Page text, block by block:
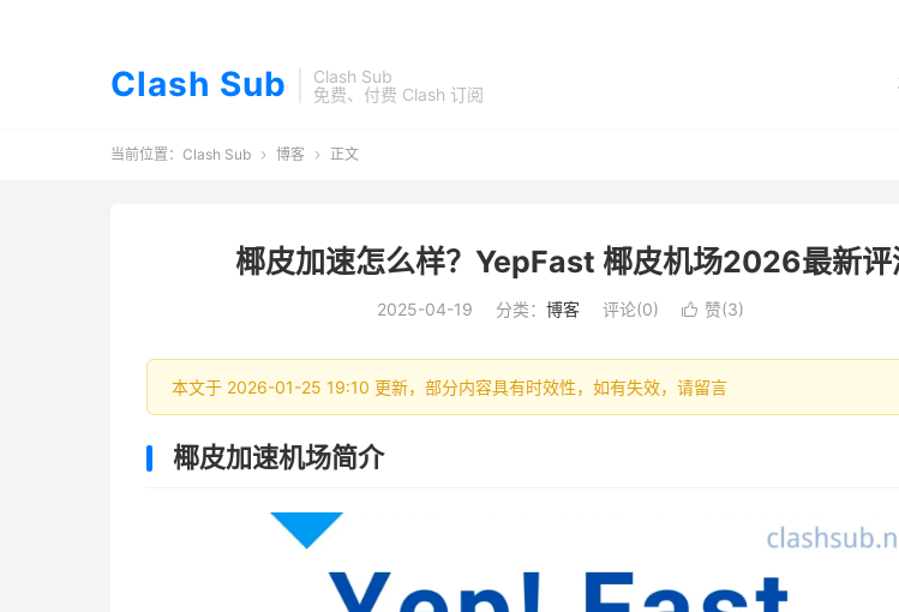
Clash Sub
Clash Sub
免费、付费 Clash 订阅
当前位置： Clash Sub  博客  正文
椰皮加速怎么样？YepFast 椰皮机场2026最新评
2025-04-19 分类： 博客 评论(0)  赞(3)
本文于 2026-01-25 19:10 更新，部分内容具有时效性，如有失效，请留言
椰皮加速机场简介